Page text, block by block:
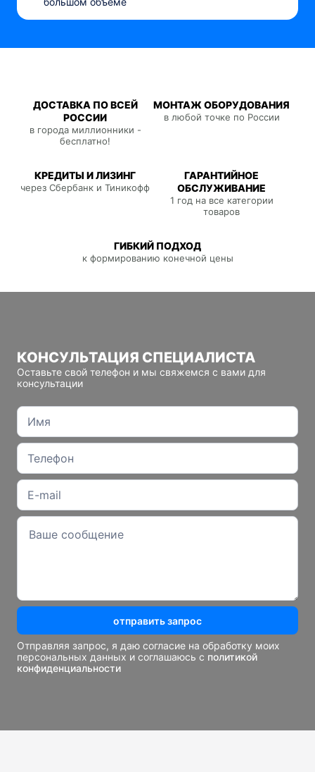
ДОСТАВКА ПО ВСЕЙ
РОССИИ
в города миллионники -
бесплатно!
МОНТАЖ ОБОРУДОВАНИЯ
в любой точке по России
КРЕДИТЫ И ЛИЗИНГ
через Сбербанк и Тиникофф
ГАРАНТИЙНОЕ
ОБСЛУЖИВАНИЕ
1 год на все категории
товаров
ГИБКИЙ ПОДХОД
к формированию конечной цены
КОНСУЛЬТАЦИЯ СПЕЦИАЛИСТА
Оставьте свой телефон и мы свяжемся с вами для
консультации
отправить запрос
Отправляя запрос, я даю согласие на обработку моих
персональных данных и соглашаюсь с политикой
конфиденциальности